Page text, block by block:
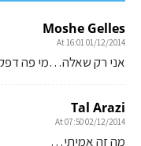
Moshe Gelles
01/12/2014 At 16:01
אני רק שאלה…מי פה
Tal Arazi
02/12/2014 At 07:50
מה זה אמיתי…